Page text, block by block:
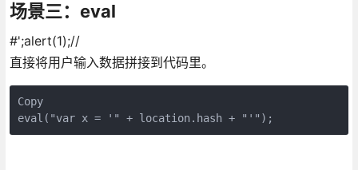
场景三：eval
#';alert(1);//
直接将用户输入数据拼接到代码里。
Copy
eval("var x = '" + location.hash + "'");